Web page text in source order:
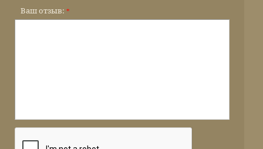
Ваш отзыв: *